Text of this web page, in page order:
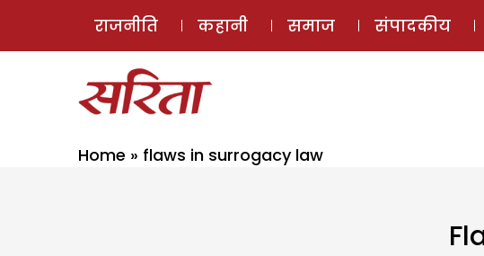
राजनीति कहानी समाज संपादकीय
Home » flaws in surrogacy law